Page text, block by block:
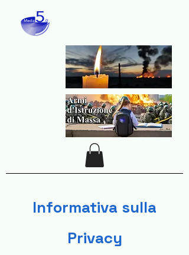
Informativa sulla
Privacy